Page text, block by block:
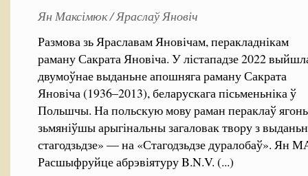
Ян Максімюк / Яраслаў Яновіч
Размова зь Яраславам Яновічам, перакладнікам
раману Сакрата Яновіча. У лістападзе 2022
двумоўнае выданьне апошняга раману Сакрата
Яновіча (1936–2013), беларускага пісьменьніка ў
Польшчы. На польскую мову раман пераклаў
зьмяніўшы арыгінальны загаловак твору з
стагодзьдзе» — на «Стагодзьдзе дуралобаў».
Расшыфруйце абрэвіятуру B.N.V. (...)